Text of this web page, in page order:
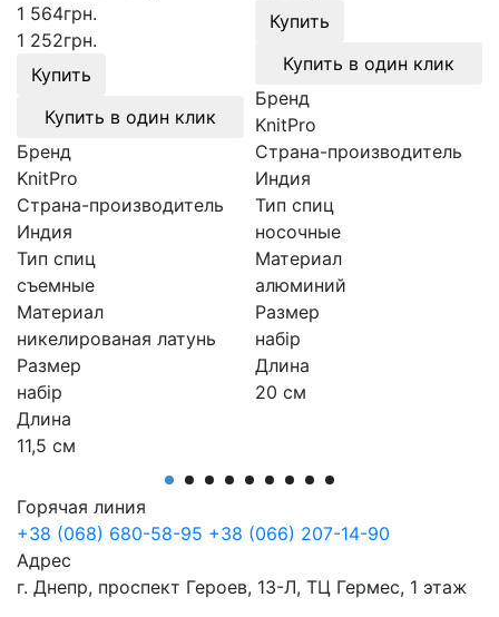
1 564грн.
1 252грн.
Купить
Купить в один клик
Бренд
KnitPro
Страна-производитель
Индия
Тип спиц
съемные
Материал
никелированая латунь
Размер
набір
Длина
11,5 см
Купить
Купить в один клик
Бренд
KnitPro
Страна-производитель
Индия
Тип спиц
носочные
Материал
алюминий
Размер
набір
Длина
20 см
Горячая линия
+38 (068) 680-58-95 +38 (066) 207-14-90
Адрес
г. Днепр, проспект Героев, 13-Л, ТЦ Гермес, 1 этаж